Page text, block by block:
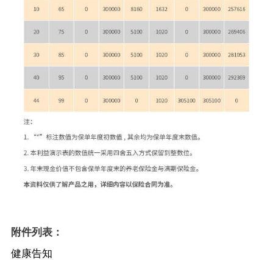
附件列表：
健康告知